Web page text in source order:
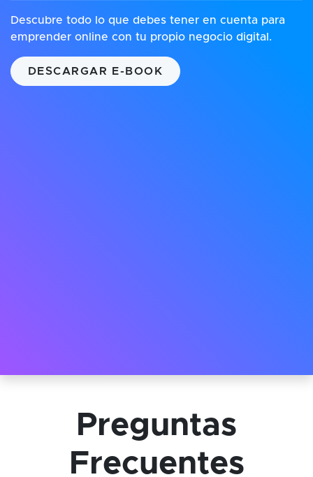
Descubre todo lo que debes tener en cuenta para
emprender online con tu propio negocio digital.
DESCARGAR E-BOOK
Preguntas
Frecuentes